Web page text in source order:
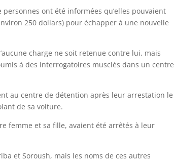
ont été informées qu’elles pouvaient
250 dollars) pour échapper à une nouvelle
charge ne soit retenue contre lui, mais
à des interrogatoires musclés dans un centre
au centre de détention après leur arrestation le
de sa voiture.
femme et sa fille, avaient été arrêtés à leur
et Soroush, mais les noms de ces autres